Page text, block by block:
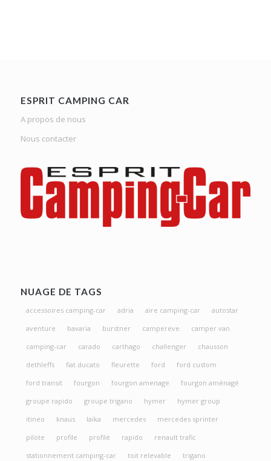
ESPRIT CAMPING CAR
A propos de nous
Nous contacter
NUAGE DE TAGS
accessoires camping-car adria aire camping-car
autostar
aventure
bavaria burstner campereve
camper van
camping-car
carado carthago challenger
chausson
dethleffs
fiat ducato fleurette ford
ford custom
ford transit
fourgon fourgon amenage
fourgon aménagé
groupe rapido
groupe trigano hymer
hymer group
itineo
knaus laika mercedes
mercedes sprinter
pilote
profile profilé rapido
renault trafic
stationnement camping-car
toit relevable
trigano